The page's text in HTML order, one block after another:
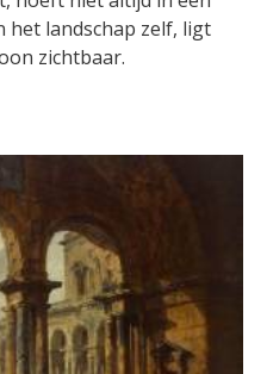
het landschap zelf, ligt
zichtbaar.